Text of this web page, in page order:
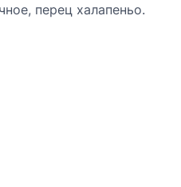
перец халапеньо.